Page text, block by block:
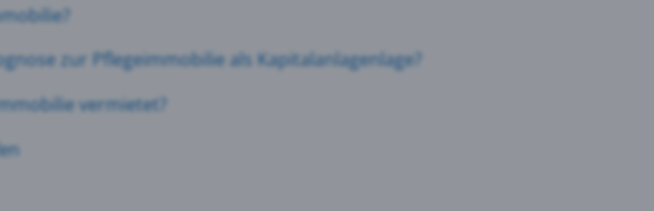
zur Pflegeimmobilie als Kapitalanlagenlage?
vermietet?